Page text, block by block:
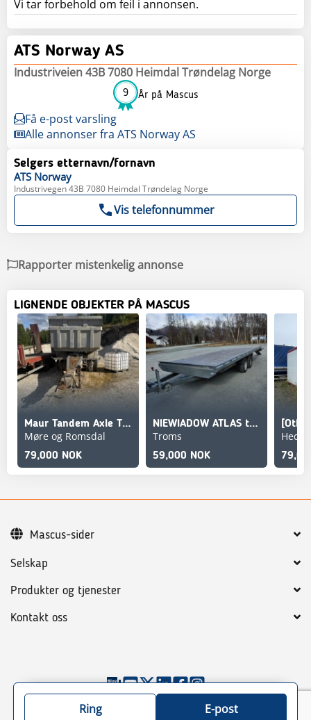
ATS Norway AS
Industriveien 43B 7080 Heimdal Trøndelag Norge
9 År på Mascus
Få e-post varsling
Alle annonser fra ATS Norway AS
Selgers etternavn/fornavn
ATS Norway
Industrivegen 43B 7080 Heimdal Trøndelag Norge
Vis telefonnummer
Rapporter mistenkelig annonse
LIGNENDE OBJEKTER PÅ MASCUS
Maur Tandem Axle Trailer
Møre og Romsdal
79,000 NOK
NIEWIADOW ATLAS trailer w/ drive bridges, stakes and coil st
Troms
59,000 NOK
Selskap
Produkter og tjenester
Kontakt oss
2026 Mascus
Generelle betingelser
Mascus-sider
Ring E-post